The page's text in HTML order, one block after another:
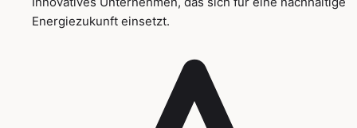
Energiezukunft einsetzt.